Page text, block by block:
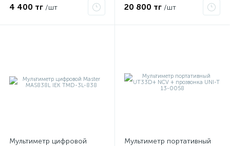
4 400 тг /шт 20 800 тг /шт
Мультиметр цифровой
Мультиметр портативный